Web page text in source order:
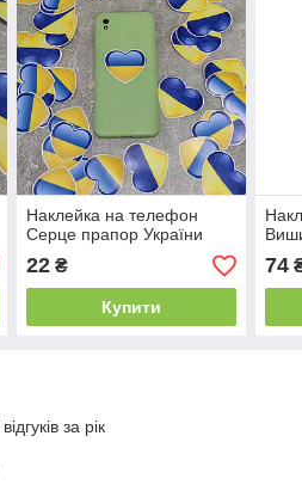
Наклейка на телефон
Серце прапор України
22₴
Купити
74
за рік